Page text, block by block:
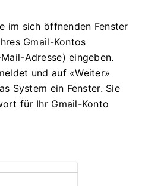
im sich öffnenden Fenster
Gmail-Kontos
Adresse) eingeben.
und auf «Weiter»
System ein Fenster. Sie
für Ihr Gmail-Konto